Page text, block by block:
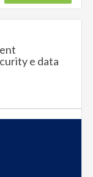
e data